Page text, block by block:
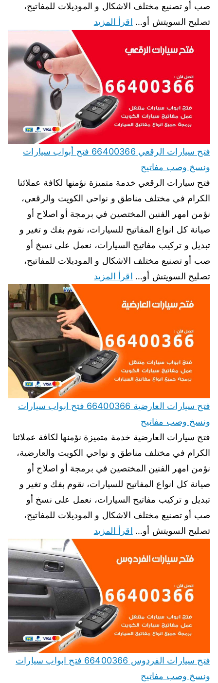
صب أو تصنيع مختلف الاشكال و الموديلات للمفاتيح،
تصليح السويتش أو… اقرأ المزيد
فتح سيارات الرقعي 66400366 فتح أبواب سيارات
ونسخ وصب مفاتيح
فتح سيارات الرقعي خدمة متميزة نؤمنها لكافة عملائنا
الكرام في مختلف مناطق و نواحي الكويت والرقعي،
نؤمن امهر الفنين المختصين في برمجة أو اصلاح أو
صيانة كل انواع المفاتيح للسيارات، نقوم بفك و تغير و
تبديل و تركيب مفاتيح السيارات، نعمل على نسخ أو
صب أو تصنيع مختلف الاشكال و الموديلات للمفاتيح،
تصليح السويتش أو… اقرأ المزيد
فتح سيارات العارضية 66400366 فتح ابواب سيارات
ونسخ وصب مفاتيح
فتح سيارات العارضية خدمة متميزة نؤمنها لكافة عملائنا
الكرام في مختلف مناطق و نواحي الكويت والعارضية،
نؤمن امهر الفنين المختصين في برمجة أو اصلاح أو
صيانة كل انواع المفاتيح للسيارات، نقوم بفك و تغير و
تبديل و تركيب مفاتيح السيارات، نعمل على نسخ أو
صب أو تصنيع مختلف الاشكال و الموديلات للمفاتيح،
تصليح السويتش أو… اقرأ المزيد
فتح سيارات الفردوس 66400366 فتح ابواب سيارات
ونسخ وصب مفاتيح